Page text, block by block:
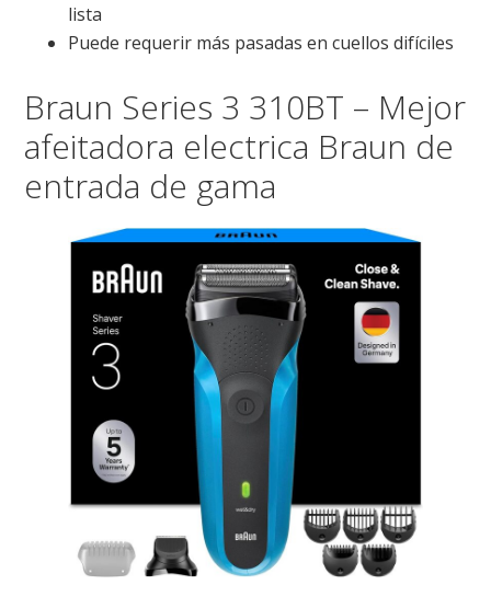
lista
Puede requerir más pasadas en cuellos difíciles
Braun Series 3 310BT – Mejor
afeitadora electrica Braun de
entrada de gama